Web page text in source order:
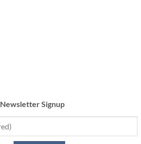
Newsletter Signup